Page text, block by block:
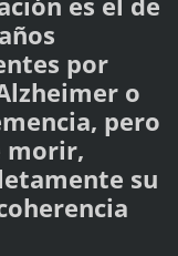
por
o
pero
morir,
su